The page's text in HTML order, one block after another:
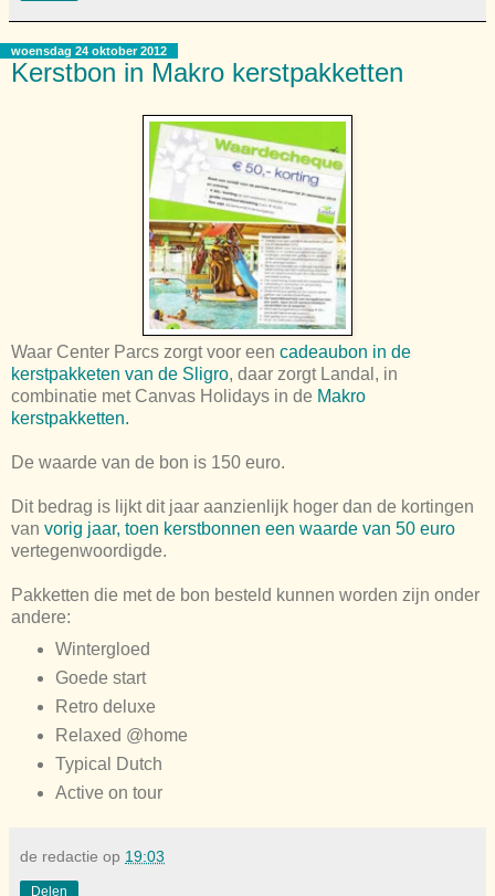
woensdag 24 oktober 2012
Kerstbon in Makro kerstpakketten
Waar Center Parcs zorgt voor een cadeaubon in de
kerstpakketen van de Sligro, daar zorgt Landal, in
combinatie met Canvas Holidays in de Makro
kerstpakketten.
De waarde van de bon is 150 euro.
Dit bedrag is lijkt dit jaar aanzienlijk hoger dan de kortingen
van vorig jaar, toen kerstbonnen een waarde van 50 euro
vertegenwoordigde.
Pakketten die met de bon besteld kunnen worden zijn onder
andere:
Wintergloed
Goede start
Retro deluxe
Relaxed @home
Typical Dutch
Active on tour
de redactie op 19:03
Delen